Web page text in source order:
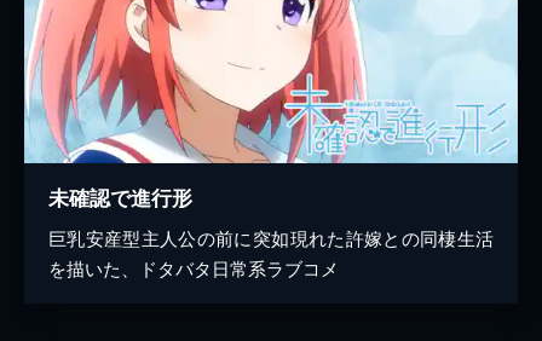
未確認で進行形
巨乳安産型主人公の前に突如現れた許嫁との同棲生活
を描いた、ドタバタ日常系ラブコメ